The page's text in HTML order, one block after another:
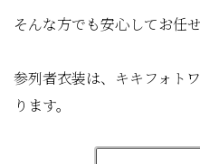
そんな方でも安心してお任
参列者衣装は、キキフォト
ります。